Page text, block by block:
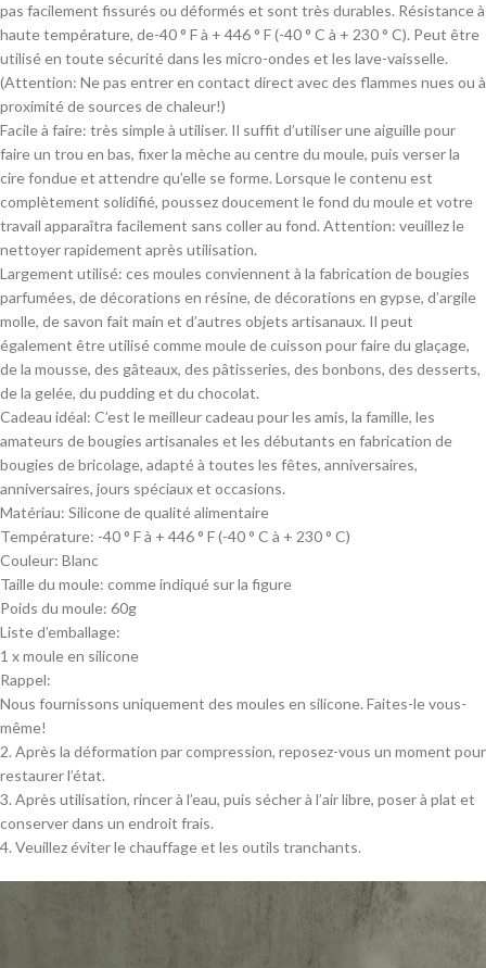
pas facilement fissurés ou déformés et sont très durables. Résistance à
haute température, de-40 ° F à + 446 ° F (-40 ° C à + 230 ° C). Peut être
utilisé en toute sécurité dans les micro-ondes et les lave-vaisselle.
(Attention: Ne pas entrer en contact direct avec des flammes nues ou à
proximité de sources de chaleur!)
Facile à faire: très simple à utiliser. Il suffit d’utiliser une aiguille pour
faire un trou en bas, fixer la mèche au centre du moule, puis verser la
cire fondue et attendre qu’elle se forme. Lorsque le contenu est
complètement solidifié, poussez doucement le fond du moule et votre
travail apparaîtra facilement sans coller au fond. Attention: veuillez le
nettoyer rapidement après utilisation.
Largement utilisé: ces moules conviennent à la fabrication de bougies
parfumées, de décorations en résine, de décorations en gypse, d’argile
molle, de savon fait main et d’autres objets artisanaux. Il peut
également être utilisé comme moule de cuisson pour faire du glaçage,
de la mousse, des gâteaux, des pâtisseries, des bonbons, des desserts,
de la gelée, du pudding et du chocolat.
Cadeau idéal: C’est le meilleur cadeau pour les amis, la famille, les
amateurs de bougies artisanales et les débutants en fabrication de
bougies de bricolage, adapté à toutes les fêtes, anniversaires,
anniversaires, jours spéciaux et occasions.
Matériau: Silicone de qualité alimentaire
Température: -40 ° F à + 446 ° F (-40 ° C à + 230 ° C)
Couleur: Blanc
Taille du moule: comme indiqué sur la figure
Poids du moule: 60g
Liste d’emballage:
1 x moule en silicone
Rappel:
Nous fournissons uniquement des moules en silicone. Faites-le vous-
même!
2. Après la déformation par compression, reposez-vous un moment pour
restaurer l’état.
3. Après utilisation, rincer à l’eau, puis sécher à l’air libre, poser à plat et
conserver dans un endroit frais.
4. Veuillez éviter le chauffage et les outils tranchants.